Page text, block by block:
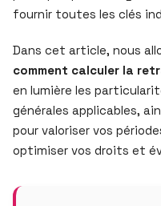
fournir toutes les clés
Dans cet article, nous
comment calculer la
en lumière les
générales applicables,
pour valoriser vos
optimiser vos droits et